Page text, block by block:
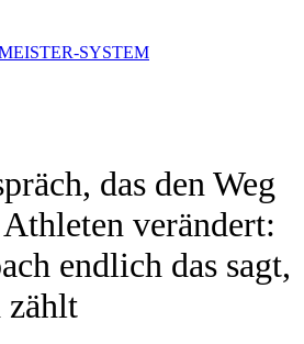
SYSTEM
das den Weg
verändert:
endlich das sagt,